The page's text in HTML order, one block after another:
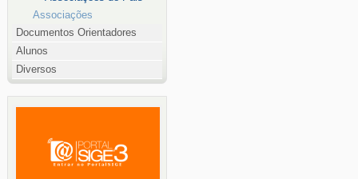
Associações
Documentos Orientadores
Alunos
Diversos